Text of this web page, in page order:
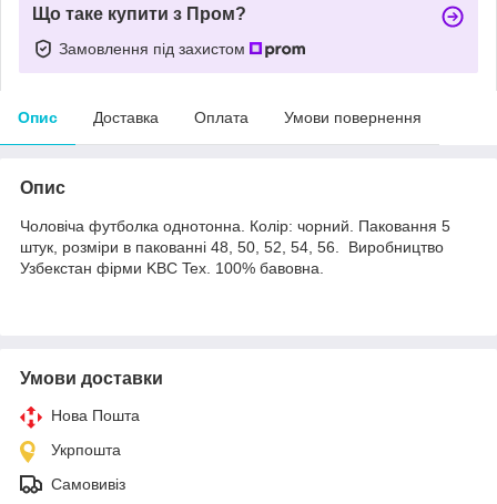
Що таке купити з Пром?
Замовлення під захистом
Опис Доставка Оплата Умови повернення
Опис
Чоловіча футболка однотонна. Колір: чорний. Паковання 5
штук, розміри в пакованні 48, 50, 52, 54, 56. Виробництво
Узбекстан фірми KBC Tex. 100% бавовна.
Умови доставки
Нова Пошта
Укрпошта
Самовивіз